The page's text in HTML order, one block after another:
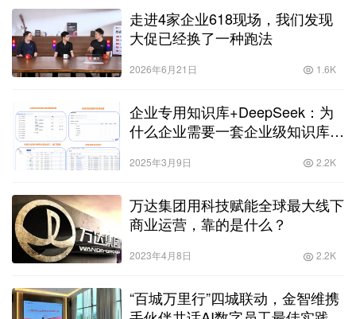
走进4家企业618现场，我们发现
大促已经换了一种跑法
2026年6月21日 1.6K
企业专用知识库+DeepSeek：为
什么企业需要一套企业级知识库系
2025年3月9日 2.2K
万达集团用科技赋能全球最大线下
商业运营，靠的是什么？
2023年4月8日 2.2K
“百城万里行”四城联动，金智维携